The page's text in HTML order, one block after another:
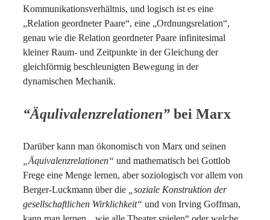
Kommunikationsverhältnis, und logisch ist es eine
„Relation geordneter Paare“, eine „Ordnungsrelation“,
genau wie die Relation geordneter Paare infinitesimal
kleiner Raum- und Zeitpunkte in der Gleichung der
gleichförmig beschleunigten Bewegung in der
dynamischen Mechanik.
“Äqulivalenzrelationen” bei Marx
Darüber kann man ökonomisch von Marx und seinen
„Äquivalenzrelationen“ und mathematisch bei Gottlob
Frege eine Menge lernen, aber soziologisch vor allem von
Berger-Luckmann über die
„soziale Konstruktion der
gesellschaftlichen Wirklichkeit“ und von Irving Goffman,